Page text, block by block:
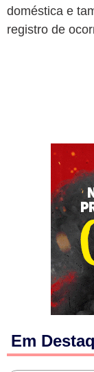
doméstica e
registro de
Em